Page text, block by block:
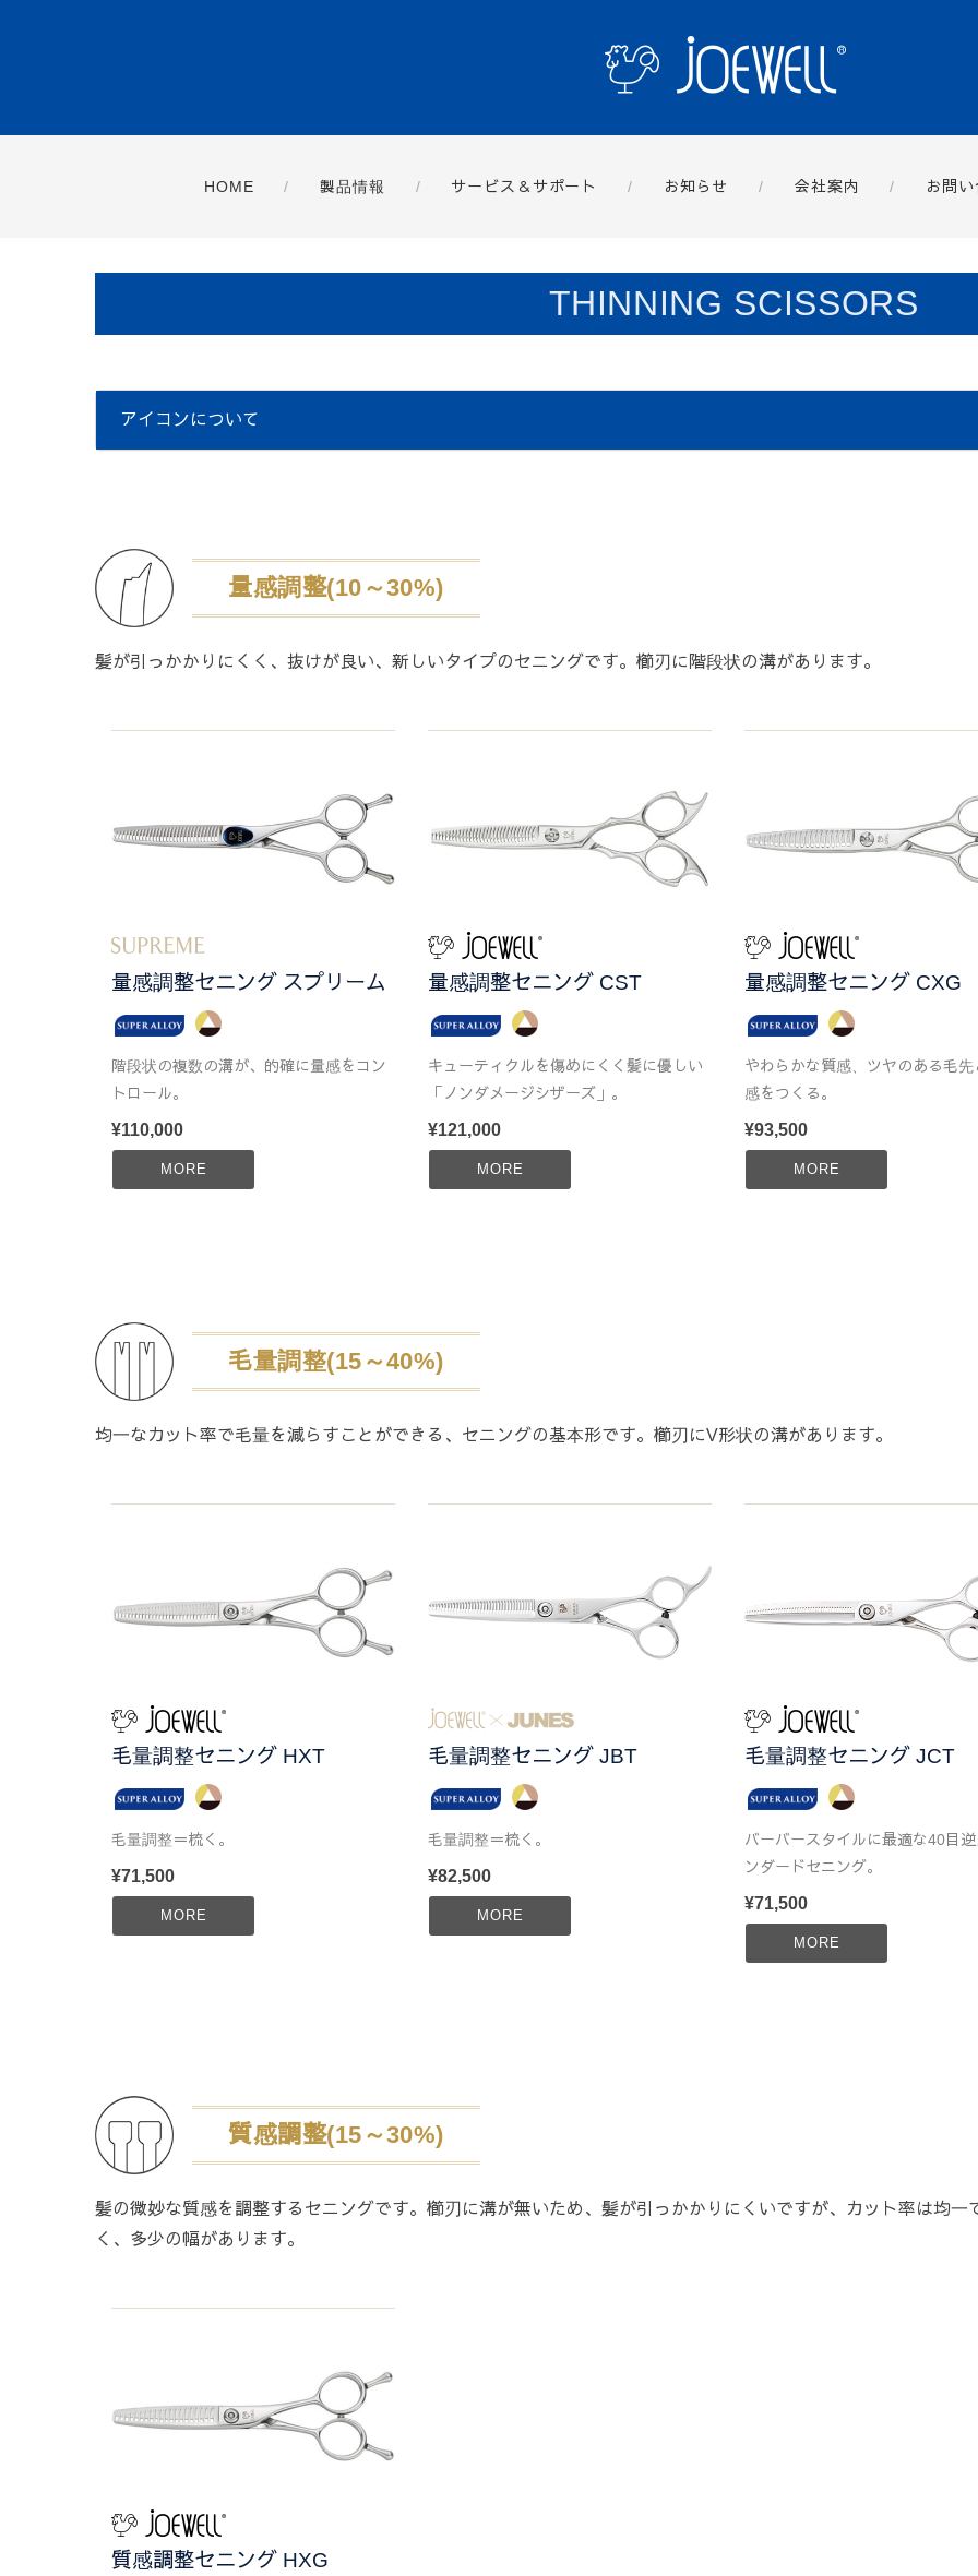
HOME 製品情報 サービス＆サポート お知らせ 会社案内 お問
THINNING SCISSORS
アイコンについて
量感調整(10～30%)
髪が引っかかりにくく、抜けが良い、新しいタイプのセニングです。櫛刃に階段状の溝があります。
量感調整セニング スプリーム
階段状の複数の溝が、的確に量感をコン
トロール。
¥110,000
MORE
量感調整セニング CST
キューティクルを傷めにくく髪に優しい
「ノンダメージシザーズ」。
¥121,000
MORE
量感調整セニング CXG
やわらかな質感、ツヤのある毛先
感をつくる。
¥93,500
MORE
毛量調整(15～40%)
均一なカット率で毛量を減らすことができる、セニングの基本形です。櫛刃にV形状の溝があります。
毛量調整セニング HXT
毛量調整＝梳く。
¥71,500
MORE
毛量調整セニング JBT
毛量調整＝梳く。
¥82,500
MORE
毛量調整セニング JCT
バーバースタイルに最適な40目
ンダードセニング。
¥71,500
MORE
質感調整(15～30%)
髪の微妙な質感を調整するセニングです。櫛刃に溝が無いため、髪が引っかかりにくいですが、カット率は均一
く、多少の幅があります。
質感調整セニング HXG